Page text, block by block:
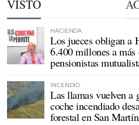
VISTO
HACIENDA
Los jueces obligan a
6.400 millones a
pensionistas
INCENDIO
Las llamas vuelven a
coche incendiado
forestal en San